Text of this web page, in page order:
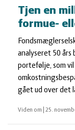
Tjen en
formue-
analyseret 50 års
portefølje, som
gået ud over det
Viden om 25.